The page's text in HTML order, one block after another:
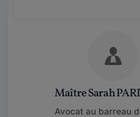
Maître Sarah
Avocat au barreau